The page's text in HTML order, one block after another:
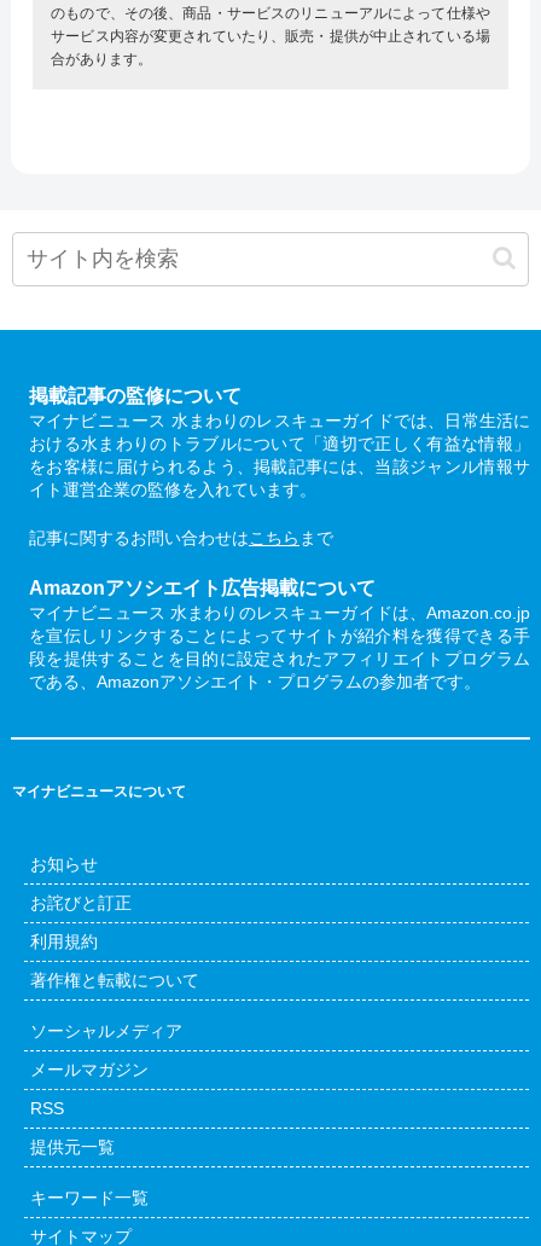
のもので、その後、商品・サービスのリニューアルによって仕様や
サービス内容が変更されていたり、販売・提供が中止されている場
合があります。
掲載記事の監修について
マイナビニュース 水まわりのレスキューガイドでは、日常生活に
おける水まわりのトラブルについて「適切で正しく有益な情報」
をお客様に届けられるよう、掲載記事には、当該ジャンル情報サ
イト運営企業の監修を入れています。
記事に関するお問い合わせはこちら まで
Amazonアソシエイト広告掲載について
マイナビニュース 水まわりのレスキューガイドは、Amazon.co.jp
を宣伝しリンクすることによってサイトが紹介料を獲得できる手
段を提供することを目的に設定されたアフィリエイトプログラム
である、Amazonアソシエイト・プログラムの参加者です。
マイナビニュースについて
お知らせ
お詫びと訂正
利用規約
著作権と転載について
ソーシャルメディア
メールマガジン
RSS
提供元一覧
キーワード一覧
サイトマップ